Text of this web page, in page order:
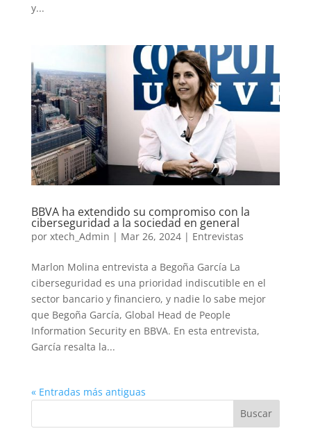
y...
BBVA ha extendido su compromiso con la
ciberseguridad a la sociedad en general
por xtech_Admin | Mar 26, 2024| Entrevistas
Marlon Molina entrevista a Begoña García La
ciberseguridad es una prioridad indiscutible en el
sector bancario y financiero, y nadie lo sabe mejor
que Begoña García, Global Head de People
Information Security en BBVA. En esta entrevista,
García resalta la...
« Entradas más antiguas
Buscar